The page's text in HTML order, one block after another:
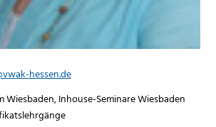
hessen.de
Wiesbaden, Inhouse-Seminare Wiesbaden